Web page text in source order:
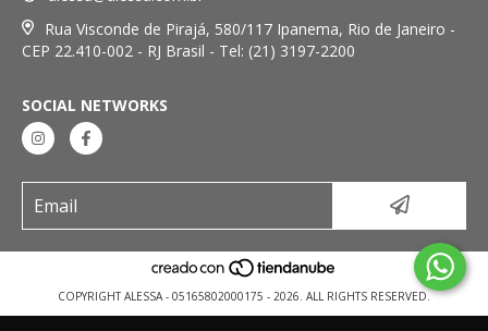
Rua Visconde de Pirajá, 580/117 Ipanema, Rio de Janeiro -
CEP 22.410-002 - RJ Brasil - Tel: (21) 3197-2200
SOCIAL NETWORKS
COPYRIGHT ALESSA - 05165802000175 - 2026. ALL RIGHTS RESERVED.